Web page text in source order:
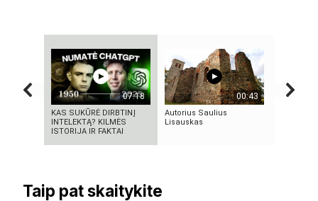
07:18
KAS SUKŪRĖ DIRBTINĮ
INTELEKTĄ? KILMĖS
ISTORIJA IR FAKTAI
00:43
Autorius Saulius
Lisauskas
Taip pat skaitykite